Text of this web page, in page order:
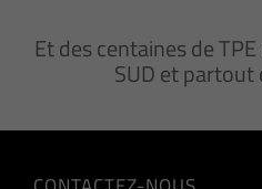
Et des centaines de
SUD et